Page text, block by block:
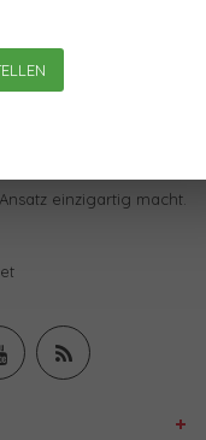
Relationalen Theorie
einzigartig macht.